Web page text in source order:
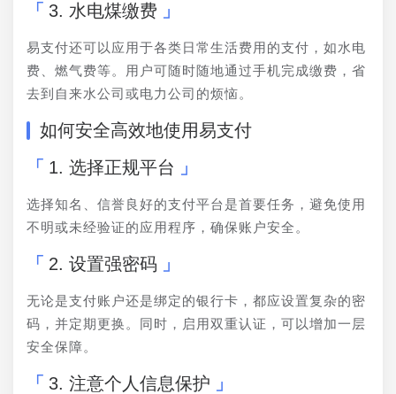
3. 水电煤缴费
易支付还可以应用于各类日常生活费用的支付，如水电
费、燃气费等。用户可随时随地通过手机完成缴费，省
去到自来水公司或电力公司的烦恼。
如何安全高效地使用易支付
1. 选择正规平台
选择知名、信誉良好的支付平台是首要任务，避免使用
不明或未经验证的应用程序，确保账户安全。
2. 设置强密码
无论是支付账户还是绑定的银行卡，都应设置复杂的密
码，并定期更换。同时，启用双重认证，可以增加一层
安全保障。
3. 注意个人信息保护